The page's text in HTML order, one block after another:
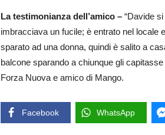
La testimonianza dell’amico – “Davide
imbracciava un fucile; è entrato nel locale
sparato ad una donna, quindi è salito a
balcone sparando a chiunque gli
Forza Nuova e amico di Mango.
Facebook WhatsApp